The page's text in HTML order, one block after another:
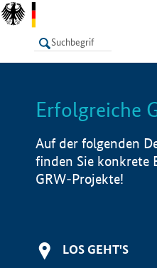
LISTE
Erfolgreiche
Auf der folgenden
finden Sie konkrete
GRW-Projekte!
LOS GEHT'S